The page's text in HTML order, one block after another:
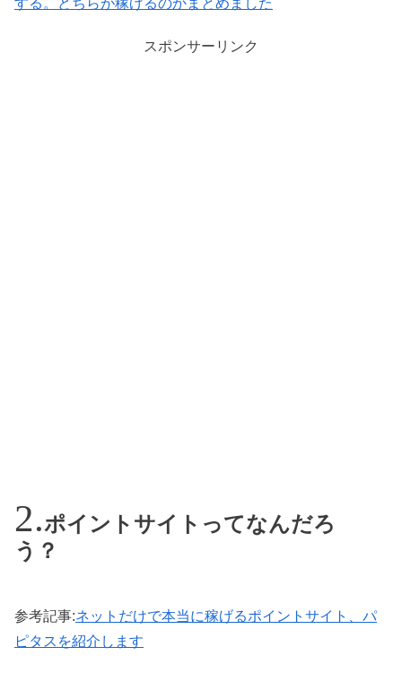
スポンサーリンク
ポイントサイトってなんだろ
う？
参考記事:ネットだけで本当に稼げるポイントサイト、パ
ピタスを紹介します